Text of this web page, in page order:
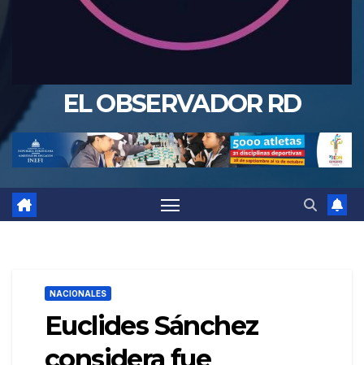
EL OBSERVADOR RD
NACIONALES
Euclides Sánchez